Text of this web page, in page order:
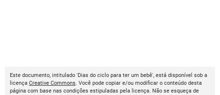
Este documento, intitulado 'Dias do ciclo para ter um bebê', está disponível sob a
licença Creative Commons. Você pode copiar e/ou modificar o conteúdo desta
página com base nas condições estipuladas pela licença. Não se esqueça de